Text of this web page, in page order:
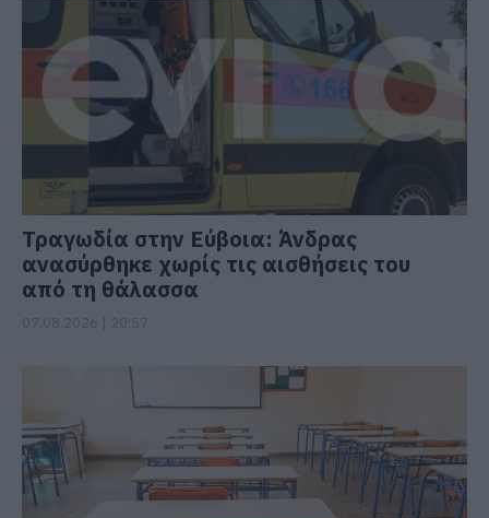
Τραγωδία στην Εύβοια: Άνδρας
ανασύρθηκε χωρίς τις αισθήσεις του
από τη θάλασσα